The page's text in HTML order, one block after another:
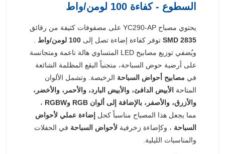
السطوع - كفاءة 100 لومن/واط
يحتوي مصباح YC290-AP على مصفوفات كثيفة من رقائق
SMD 2835 توفر كفاءة إضاءة تصل إلى 100 لومن/واط
ويُضفي توزيع مصابيح LED المتساوي هالة ناعمة ومتجانسة
على أرضية حوض السباحة، متجنباً البقع المظلمة الشائعة
في مصابيح أحواض السباحة الرخيصة. وتشمل الألوان
المتاحة الأبيض الدافئ، والأبيض البارد، والأحمر، والأخضر،
والأزرق، والأصفر، بالإضافة إلى ألوان RGB وRGBW
،
مما يجعل هذا المصباح مناسباً كحل إضاءة عملي لأحواض
السباحة ، وكإضاءة زخرفية لأحواض السباحة في الحفلات
والمناسبات الليلية.